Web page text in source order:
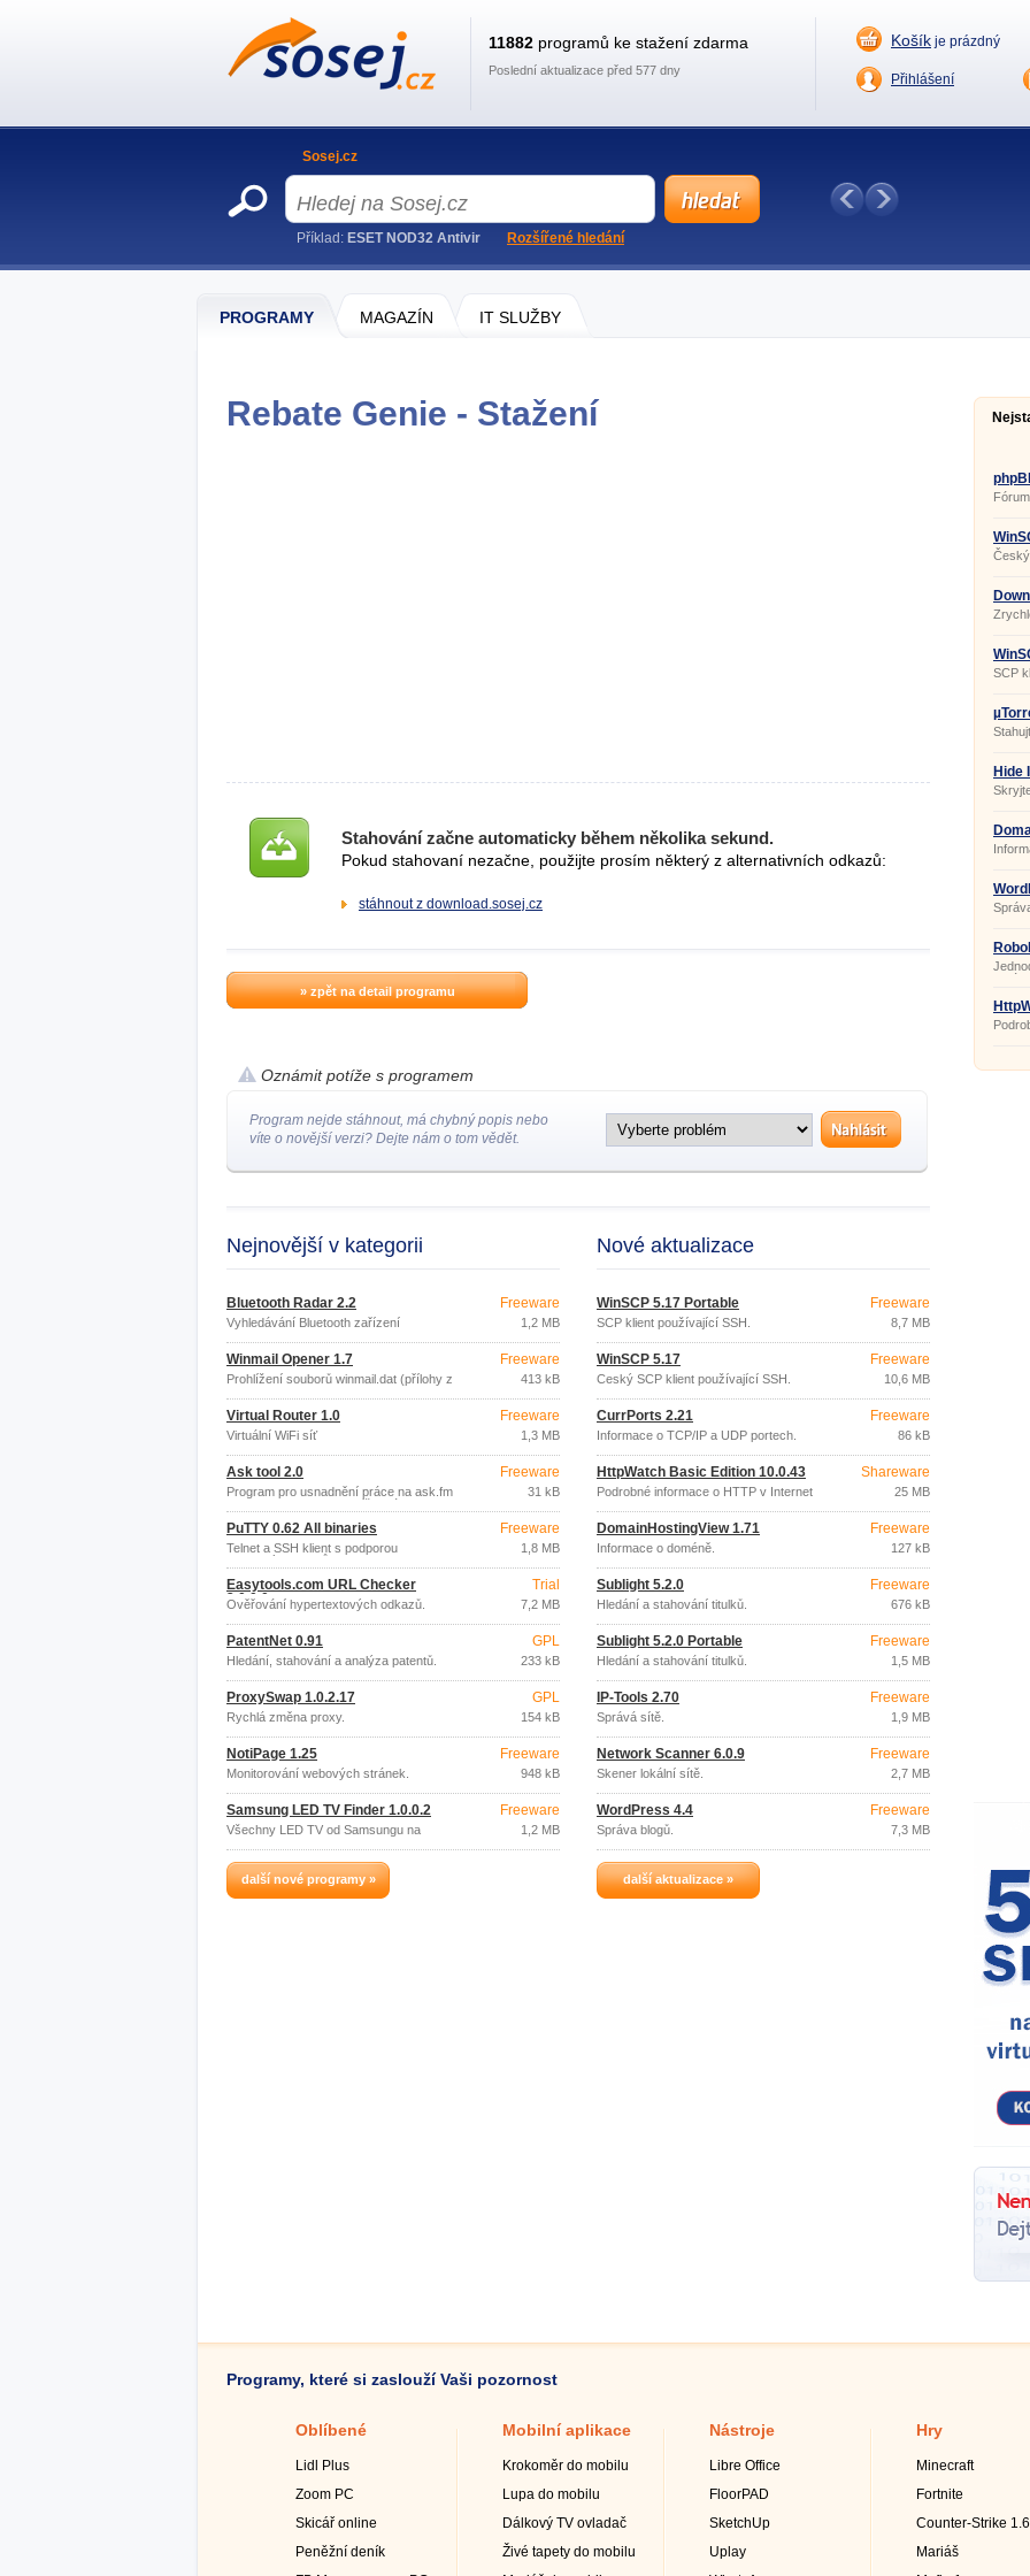
PROGRAMY MAGAZÍN IT SLUŽBY
Rebate Genie - Stažení
Stahování začne automaticky během několika sekund.
Pokud stahovaní nezačne, použijte prosím některý z alternativních odkazů:
stáhnout z download.sosej.cz
» zpět na detail programu
Oznámit potíže s programem
Program nejde stáhnout, má chybný popis nebo
víte o novější verzi? Dejte nám o tom vědět.
Nejnovější v kategorii
Bluetooth Radar 2.2
Vyhledávání Bluetooth zařízení
Freeware
1,2 MB
Winmail Opener 1.7
Prohlížení souborů winmail.dat (přílohy z
Freeware
413 kB
Virtual Router 1.0
Virtuální WiFi síť
Freeware
1,3 MB
Ask tool 2.0
Program pro usnadnění práce na ask.fm
(Program automaticky píše otázky ze
souboru, lajkuje odpovědi
Freeware
31 kB
PuTTY 0.62 All binaries
Telnet a SSH klient s podporou
Linuxových znaků a barev.
Freeware
1,8 MB
Easytools.com URL Checker
3.0.0.0
Ověřování hypertextových odkazů.
Trial
7,2 MB
PatentNet 0.91
Hledání, stahování a analýza patentů.
GPL
233 kB
ProxySwap 1.0.2.17
Rychlá změna proxy.
GPL
154 kB
NotiPage 1.25
Monitorování webových stránek.
Freeware
948 kB
Samsung LED TV Finder 1.0.0.2
Všechny LED TV od Samsungu na
Freeware
1,2 MB
další nové programy »
Nové aktualizace
WinSCP 5.17 Portable
SCP klient používající SSH.
Freeware
8,7 MB
WinSCP 5.17
Český SCP klient používající SSH.
Freeware
10,6 MB
CurrPorts 2.21
Informace o TCP/IP a UDP portech.
Freeware
86 kB
HttpWatch Basic Edition 10.0.43
Podrobné informace o HTTP v Internet
Shareware
25 MB
DomainHostingView 1.71
Informace o doméně.
Freeware
127 kB
Sublight 5.2.0
Hledání a stahování titulků.
Freeware
676 kB
Sublight 5.2.0 Portable
Hledání a stahování titulků.
Freeware
1,5 MB
IP-Tools 2.70
Správá sítě.
Freeware
1,9 MB
Network Scanner 6.0.9
Skener lokální sítě.
Freeware
2,7 MB
WordPress 4.4
Správa blogů.
Freeware
7,3 MB
další aktualizace »
SCP
Hide
Programy, které si zaslouží Vaši pozornost
Oblíbené
Lidl Plus
Zoom PC
Skicář online
Peněžní deník
Mobilní aplikace
Krokoměr do mobilu
Lupa do mobilu
Dálkový TV ovladač
Živé tapety do mobilu
Nástroje
Libre Office
FloorPAD
SketchUp
Uplay
Hry
Minecraft
Fortnite
Counter-Strike 1.6
Mariáš
11882 programů ke stažení zdarma
Poslední aktualizace před 577 dny
Košík je prázdný
Přihlášení
Sosej.cz
Příklad: ESET NOD32 Antivir Rozšířené hledání